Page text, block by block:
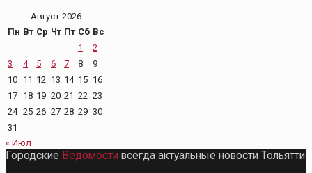
Август 2026
Пн Вт Ср Чт Пт Сб Вс
1
2
3
4 5 6 7 8
9
10 11 12 13 14 15 16
17 18 19 20 21 22 23
24 25 26 27 28 29 30
31
« Июл
Городские Ведомости всегда актуальные новости Тольятти